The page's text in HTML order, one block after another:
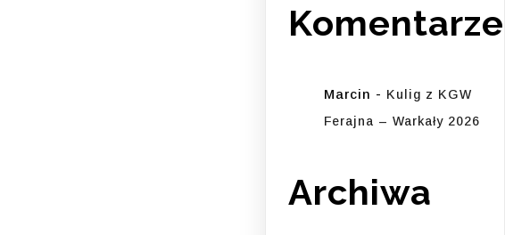
Komentarze
Marcin - Kulig z KGW
Ferajna – Warkały 2026
Archiwa